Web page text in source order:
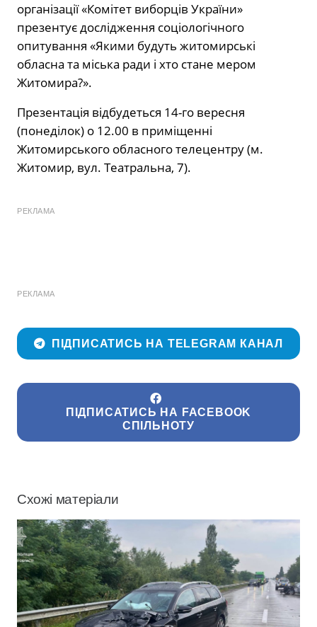
організації «Комітет виборців України»
презентує дослідження соціологічного
опитування «Якими будуть житомирські
обласна та міська ради і хто стане мером
Житомира?».
Презентація відбудеться 14-го вересня
(понеділок) о 12.00 в приміщенні
Житомирського обласного телецентру (м.
Житомир, вул. Театральна, 7).
РЕКЛАМА
РЕКЛАМА
ПІДПИСАТИСЬ НА TELEGRAM КАНАЛ
ПІДПИСАТИСЬ НА FACEBOOK
СПІЛЬНОТУ
Схожі матеріали